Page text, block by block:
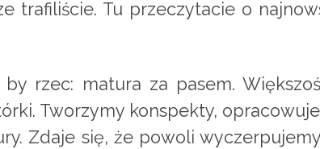
trafiliście. Tu przeczytacie o
rzec: matura za pasem.
Tworzymy konspekty,
Zdaje się, że powoli